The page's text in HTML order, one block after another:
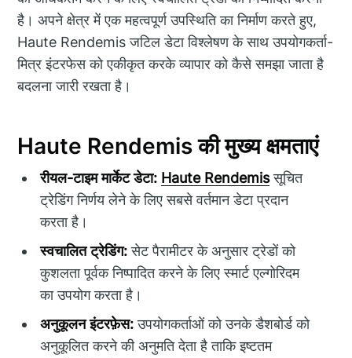
है। अपने क्षेत्र में एक महत्वपूर्ण उपस्थिति का निर्माण करते हुए,
Haute Rendemis जटिल डेटा विश्लेषण के साथ उपयोगकर्ता-
मित्र इंटरफेस को एकीकृत करके व्यापार को कैसे समझा जाता है
बदलना जारी रखता है।
Haute Rendemis की मुख्य क्षमताएं
रीयल-टाइम मार्केट डेटा: Haute Rendemisसूचित
ट्रेडिंग निर्णय लेने के लिए सबसे वर्तमान डेटा प्रदान
करता है।
स्वचालित ट्रेडिंग:सेट पैरामीटर के अनुसार ट्रेडों को
कुशलता पूर्वक निष्पादित करने के लिए स्मार्ट एल्गोरिदम
का उपयोग करता है।
अनुकूलन इंटरफ़ेस:उपयोगकर्ताओं को उनके डैशबोर्ड को
अनुकूलित करने की अनुमति देता है ताकि इष्टतम